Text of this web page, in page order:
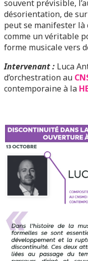
souvent prévisible,
désorientation, de
peut se manifester
comme un véritable
forme musicale vers
Intervenant : Luca
d’orchestration au
contemporaine à la